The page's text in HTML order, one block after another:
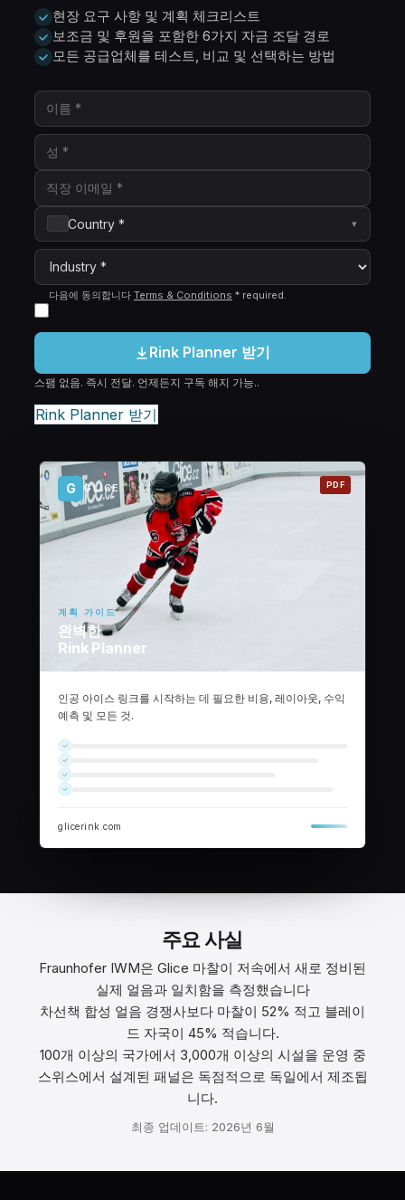
현장 요구 사항 및 계획 체크리스트
보조금 및 후원을 포함한 6가지 자금 조달 경로
모든 공급업체를 테스트, 비교 및 선택하는 방법
Country * ▾
다음에 동의합니다 Terms & Conditions * required
Rink Planner 받기
스팸 없음. 즉시 전달. 언제든지 구독 해지 가능..
Rink Planner 받기
G GLICE
계획 가이드
완벽한
Rink Planner
PDF
인공 아이스 링크를 시작하는 데 필요한 비용, 레이아웃, 수익
예측 및 모든 것.
glicerink.com
주요 사실
Fraunhofer IWM은 Glice 마찰이 저속에서 새로 정비된
실제 얼음과 일치함을 측정했습니다
차선책 합성 얼음 경쟁사보다 마찰이 52% 적고 블레이
드 자국이 45% 적습니다.
100개 이상의 국가에서 3,000개 이상의 시설을 운영 중
스위스에서 설계된 패널은 독점적으로 독일에서 제조됩
니다.
최종 업데이트: 2026년 6월